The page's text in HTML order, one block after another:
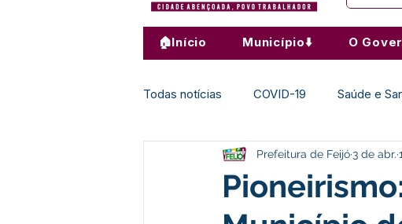
🏠Início Município⬇️ O
Todas notícias COVID-19 Saúde e
Agricultura Nota de Pesar
Meio Ambiente e Turismo Datas
Prefeitura de Feijó3 de abr.